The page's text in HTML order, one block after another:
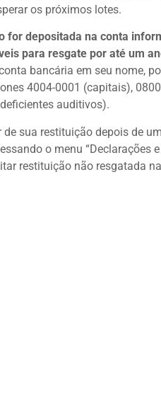
os próximos lotes.
for depositada na conta
para resgate por até um
bancária em seu nome,
4004-0001 (capitais),
auditivos).
sua restituição depois de
o menu “Declarações
restituição não resgatada